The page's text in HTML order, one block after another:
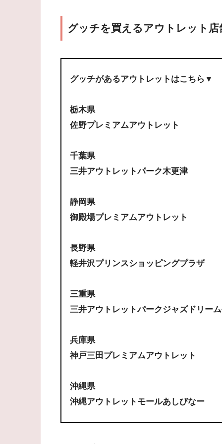
グッチを買えるアウトレット店
グッチがあるアウトレットはこちら▼
栃木県
佐野プレミアムアウトレット
千葉県
三井アウトレットパーク木更津
静岡県
御殿場プレミアムアウトレット
長野県
軽井沢プリンスショッピングプラザ
三重県
三井アウトレットパークジャズドリー
兵庫県
神戸三田プレミアムアウトレット
沖縄県
沖縄アウトレットモールあしびなー